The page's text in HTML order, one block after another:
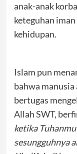
anak-anak
keteguhan
kehidupan.
Islam pun
bahwa
bertugas
Allah SWT,
ketika
sesungguhnya